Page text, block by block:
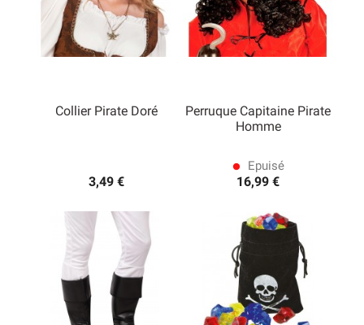
Collier Pirate Doré
3,49 €
Perruque Capitaine Pirate
Homme
lens Epuisé
16,99 €